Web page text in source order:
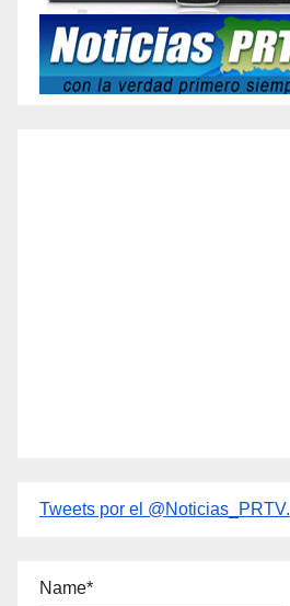
Tweets por el @Noticias_PRTV.
Name*